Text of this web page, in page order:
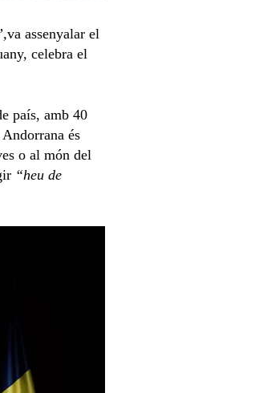
va assenyalar el
celebra el
país, amb 40
és
o al món del
“heu de